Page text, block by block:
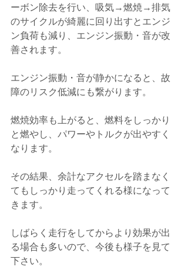
ーボン除去を行い、吸気→燃焼→排気
のサイクルが綺麗に回り出すとエンジ
ン負荷も減り、エンジン振動・音が改
善されます。
エンジン振動・音が静かになると、故
障のリスク低減にも繋がります。
燃焼効率も上がると、燃料をしっかり
と燃やし、パワーやトルクが出やすく
なります。
その結果、余計なアクセルを踏まなく
てもしっかり走ってくれる様になって
きます。
しばらく走行をしてからより効果が出
る場合も多いので、 今後も様子を見て
下さい。